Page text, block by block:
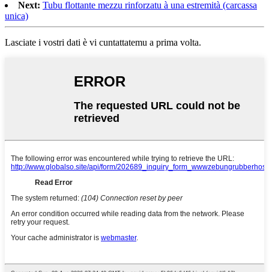
Next: Tubu flottante mezzu rinforzatu à una estremità (carcassa
unica)
Lasciate i vostri dati è vi cuntattatemu a prima volta.